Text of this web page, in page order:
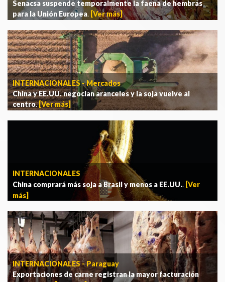
Senacsa suspende temporalmente la faena de hembras
para la Unión Europea. [Ver más]
INTERNACIONALES - Mercados
China y EE.UU. negocian aranceles y la soja vuelve al
centro.[Ver más]
INTERNACIONALES
China comprará más soja a Brasil y menos a EE.UU.. [Ver
más]
INTERNACIONALES - Paraguay
Exportaciones de carne registran la mayor facturación